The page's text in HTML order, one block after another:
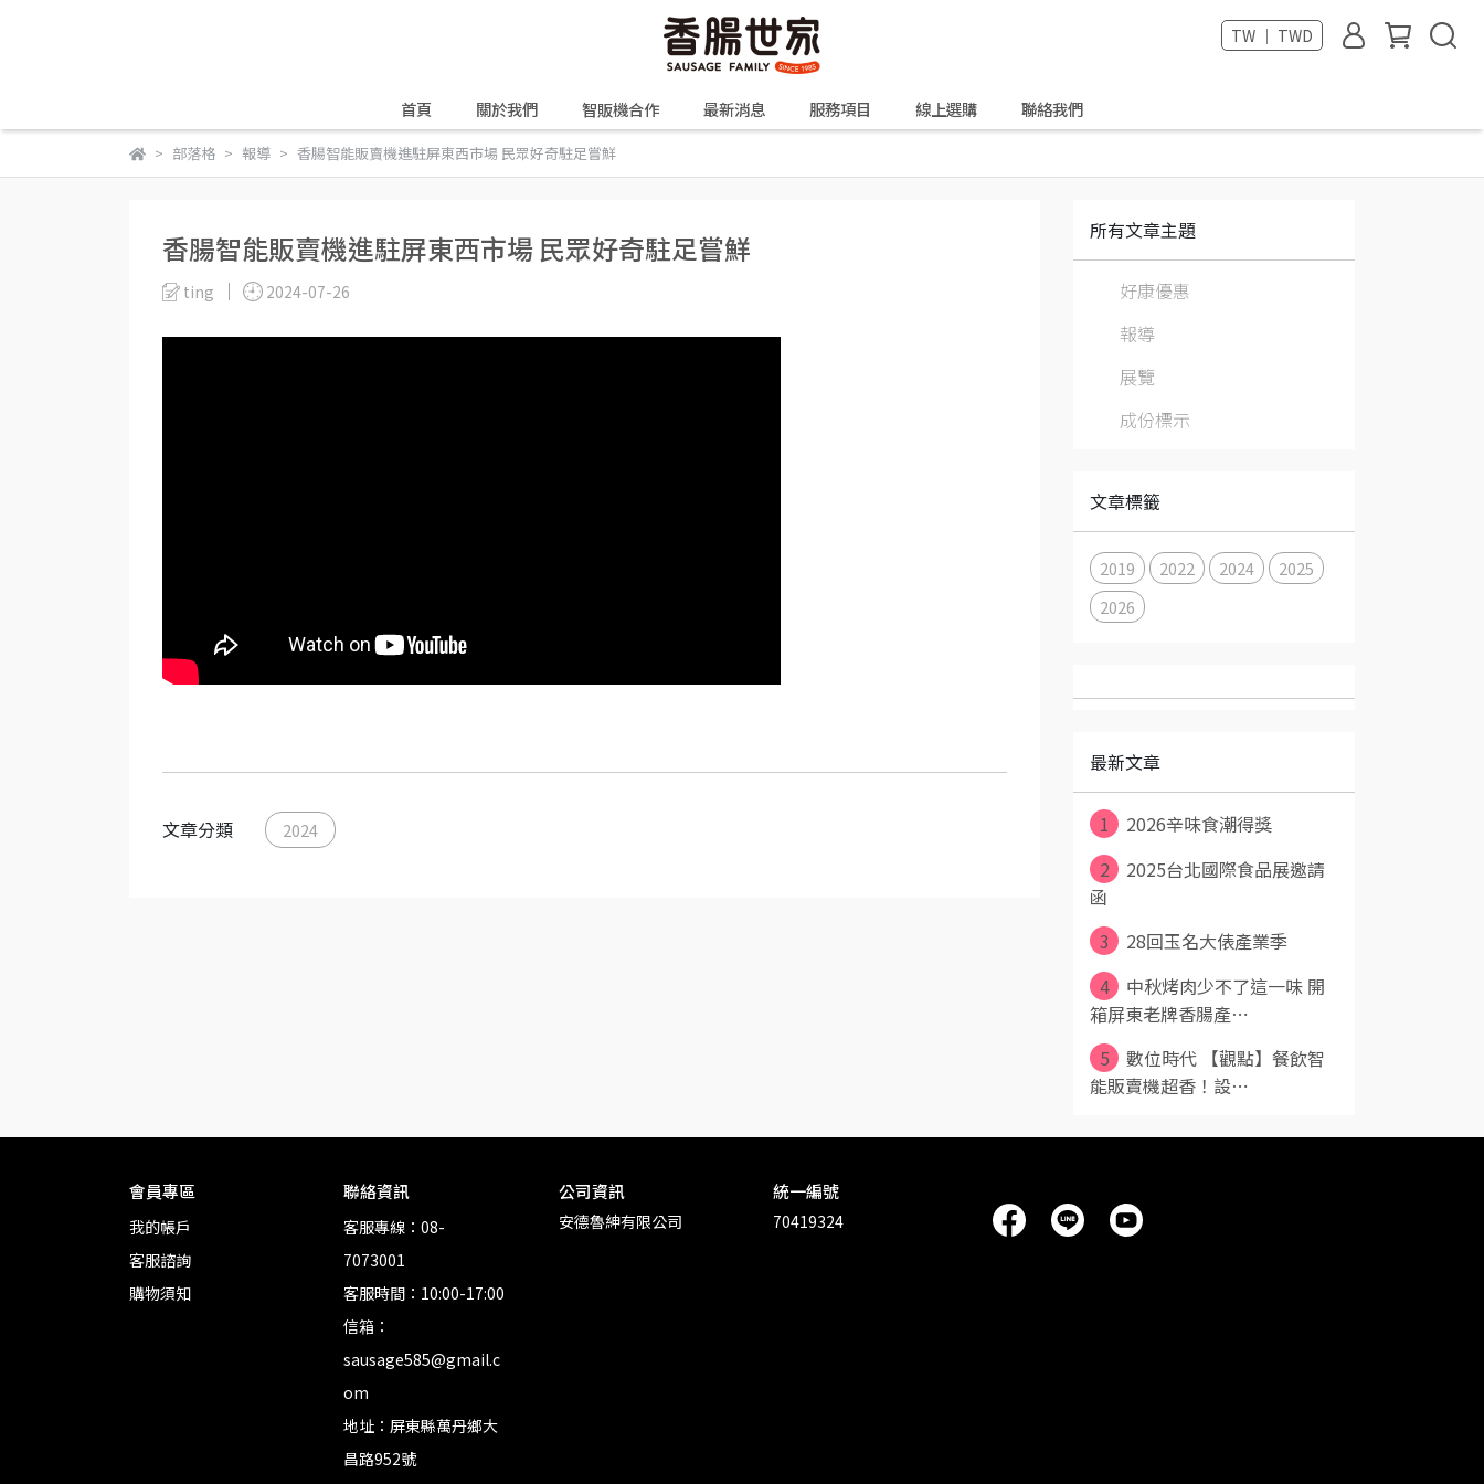
TW ｜ TWD
首頁 關於我們 智販機合作 最新消息 服務項目 線上選購 聯絡我們
部落格 報導 香腸智能販賣機進駐屏東西市場 民眾好奇駐足嘗鮮
香腸智能販賣機進駐屏東西市場 民眾好奇駐足嘗鮮
ting 2024-07-26
文章分類 2024
所有文章主題
好康優惠
報導
展覽
成份標示
文章標籤
2019 2022 2024
2025
2026
最新文章
1
2026辛味食潮得獎
2
2025台北國際食品展邀請
函
3
28回玉名大俵產業季
4
中秋烤肉少不了這一味 開
箱屏東老牌香腸產⋯
5
數位時代 【觀點】餐飲智
能販賣機超香！設⋯
會員專區
我的帳戶
客服諮詢
購物須知
聯絡資訊
客服專線：08-
7073001
客服時間：10:00-17:00
信箱：
sausage585@gmail.c
om
地址：屏東縣萬丹鄉大
昌路952號
公司資訊
安德魯紳有限公司
統一編號
70419324